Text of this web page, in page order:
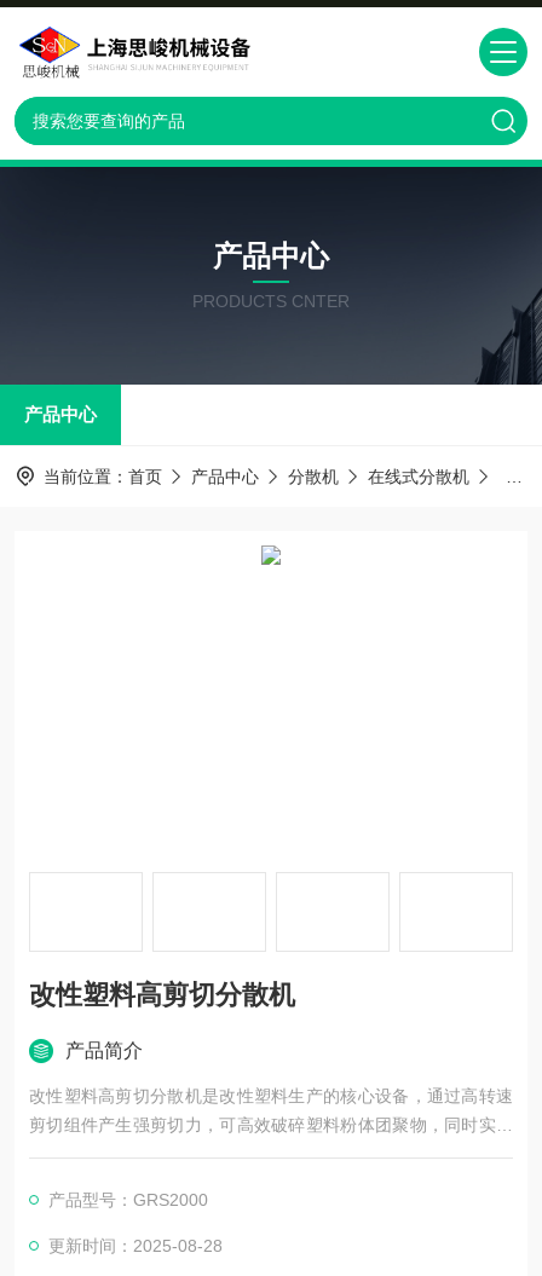
产品中心
PRODUCTS CNTER
产品中心
当前位置： 首页 产品中心 分散机 在线式分散机
改性塑料高剪切分散机
产品简介
改性塑料高剪切分散机是改性塑料生产的核心设备，通过高转速
剪切组件产生强剪切力，可高效破碎塑料粉体团聚物，同时实现
塑料与改性剂（如增韧剂、填充剂）的均匀分散混合。设备兼具
定，广泛应用于家电、汽车等领域的改性塑料制备环节。
产品型号：GRS2000
更新时间：2025-08-28